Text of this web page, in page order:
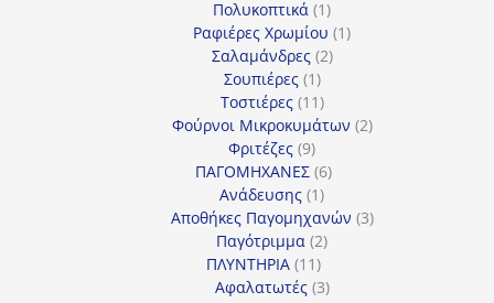
προϊόντα
Πολυκοπτικά 11
προϊόν
Ραφιέρες Χρωμίου 11
Σαλαμάνδρες 22
Σουπιέρες 11
προϊόν
Τοστιέρες 1111
προϊόντα
Φούρνοι Μικροκυμάτων 22
Φριτέζες 99
προϊόντα
ΠΑΓΟΜΗΧΑΝΕΣ 66
Ανάδευσης 11
προϊόν
Αποθήκες Παγομηχανών 33
Παγότριμμα 22
ΠΛΥΝΤΗΡΙΑ 1111
προϊόντα
Αφαλατωτές 33